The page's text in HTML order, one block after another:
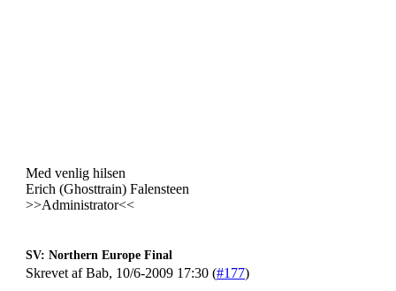
Med venlig hilsen
Erich (Ghosttrain) Falensteen
>>Administrator<<
SV: Northern Europe Final
Skrevet af Bab, 10/6-2009 17:30 (#177)